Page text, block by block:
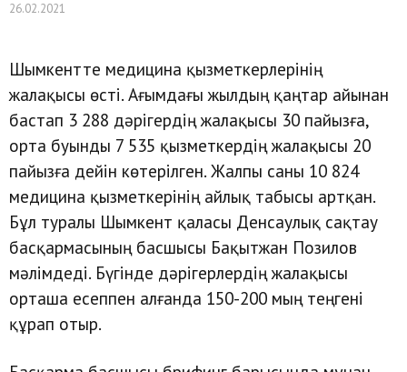
26.02.2021
Шымкентте медицина қызметкерлерінің
жалақысы өсті. Ағымдағы жылдың қаңтар айынан
бастап 3 288 дәрігердің жалақысы 30 пайызға,
орта буынды 7 535 қызметкердің жалақысы 20
пайызға дейін көтерілген. Жалпы саны 10 824
медицина қызметкерінің айлық табысы артқан.
Бұл туралы Шымкент қаласы Денсаулық сақтау
басқармасының басшысы Бақытжан Позилов
мәлімдеді. Бүгінде дәрігерлердің жалақысы
орташа есеппен алғанда 150-200 мың теңгені
құрап отыр.